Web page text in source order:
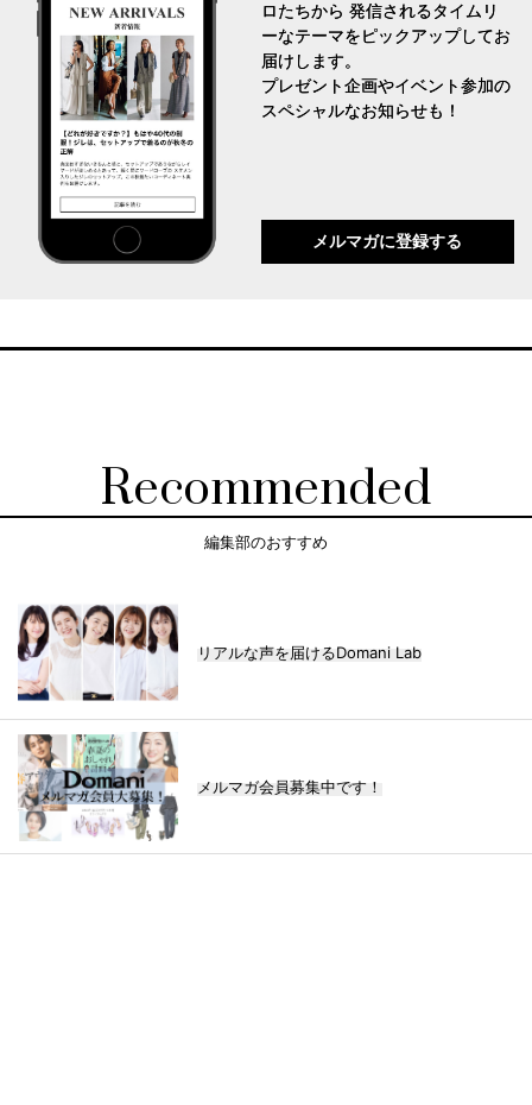
ロたちから 発信されるタイムリ
ーなテーマをピックアップしてお
届けします。
プレゼント企画やイベント参加の
スペシャルなお知らせも！
メルマガに登録する
Recommended
編集部のおすすめ
リアルな声を届けるDomani Lab
メルマガ会員募集中です！